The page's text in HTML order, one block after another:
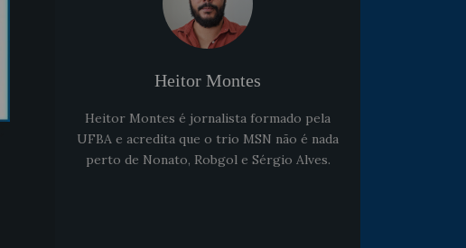
Heitor Montes
Heitor Montes é jornalista formado pela
UFBA e acredita que o trio MSN não é nada
perto de Nonato, Robgol e Sérgio Alves.